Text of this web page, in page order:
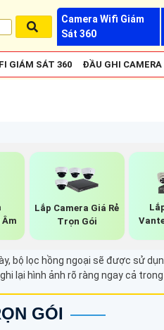
Camera Wifi Giám
Sát 360
GIÁM SÁT 360 ĐẦU GHI CAMERA
Lắp Camera Giá Rẻ
Trọn Gói
bộ lọc hồng ngoại sẽ được sử
lại hình ảnh rõ ràng ngay cả
GÓI